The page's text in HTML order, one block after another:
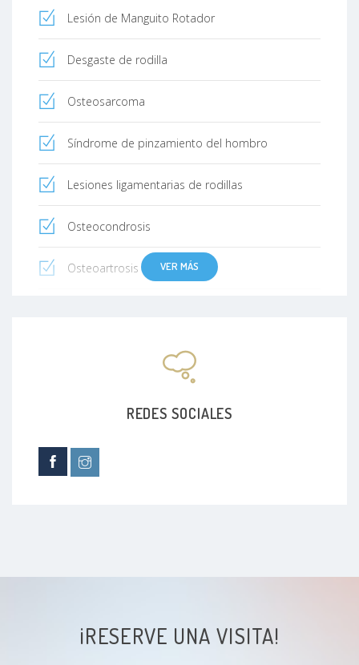
Lesión de Manguito Rotador
Desgaste de rodilla
Osteosarcoma
Síndrome de pinzamiento del hombro
Lesiones ligamentarias de rodillas
Osteocondrosis
Osteoartrosis
Osteocondromas
Hombro de tenista
VER MÁS
REDES SOCIALES
¡RESERVE UNA VISITA!